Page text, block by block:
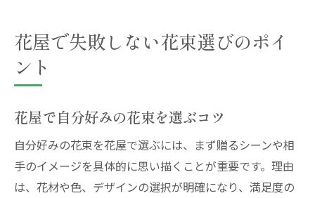
花屋で失敗しない花束選びのポイ
ント
花屋で自分好みの花束を選ぶコツ
自分好みの花束を花屋で選ぶには、まず贈るシーンや相
手のイメージを具体的に思い描くことが重要です。理由
は、花材や色、デザインの選択が明確になり、満足度の